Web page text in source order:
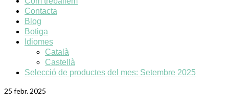
Contacta
Blog
Botiga
Idiomes
Català
Castellà
Selecció de productes del mes: Setembre 2025
25 febr. 2025